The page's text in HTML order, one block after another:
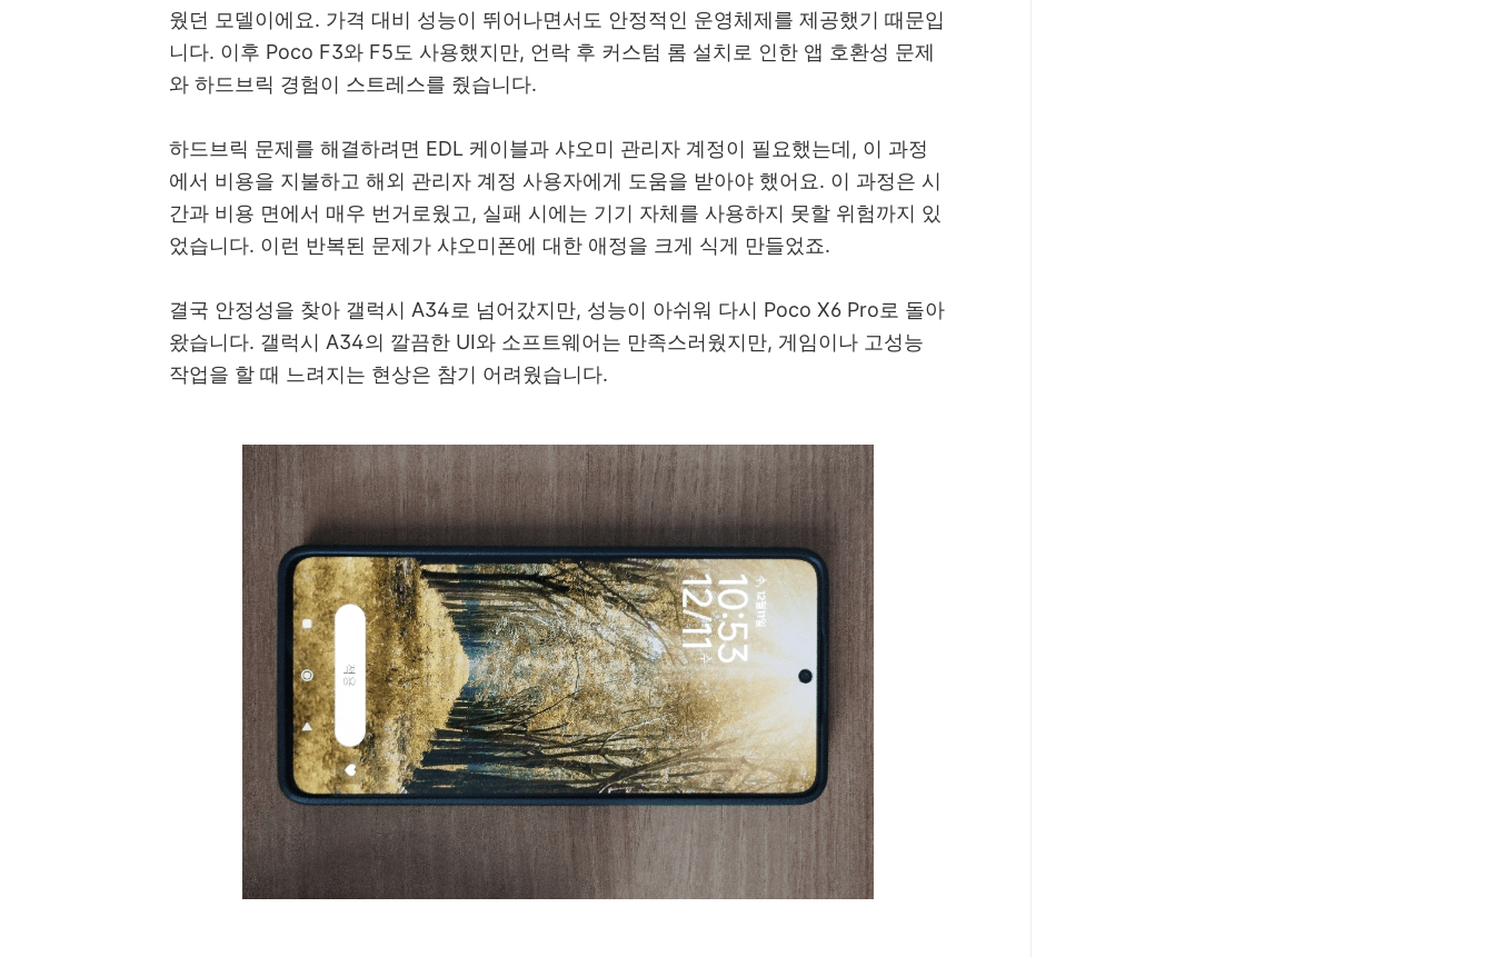
웠던 모델이에요. 가격 대비 성능이 뛰어나면서도 안정적인 운영체제를 제공했기 때문입
니다. 이후 Poco F3와 F5도 사용했지만, 언락 후 커스텀 롬 설치로 인한 앱 호환성 문제
와 하드브릭 경험이 스트레스를 줬습니다.
하드브릭 문제를 해결하려면 EDL 케이블과 샤오미 관리자 계정이 필요했는데, 이 과정
에서 비용을 지불하고 해외 관리자 계정 사용자에게 도움을 받아야 했어요. 이 과정은 시
간과 비용 면에서 매우 번거로웠고, 실패 시에는 기기 자체를 사용하지 못할 위험까지 있
었습니다. 이런 반복된 문제가 샤오미폰에 대한 애정을 크게 식게 만들었죠.
결국 안정성을 찾아 갤럭시 A34로 넘어갔지만, 성능이 아쉬워 다시 Poco X6 Pro로 돌아
왔습니다. 갤럭시 A34의 깔끔한 UI와 소프트웨어는 만족스러웠지만, 게임이나 고성능
작업을 할 때 느려지는 현상은 참기 어려웠습니다.